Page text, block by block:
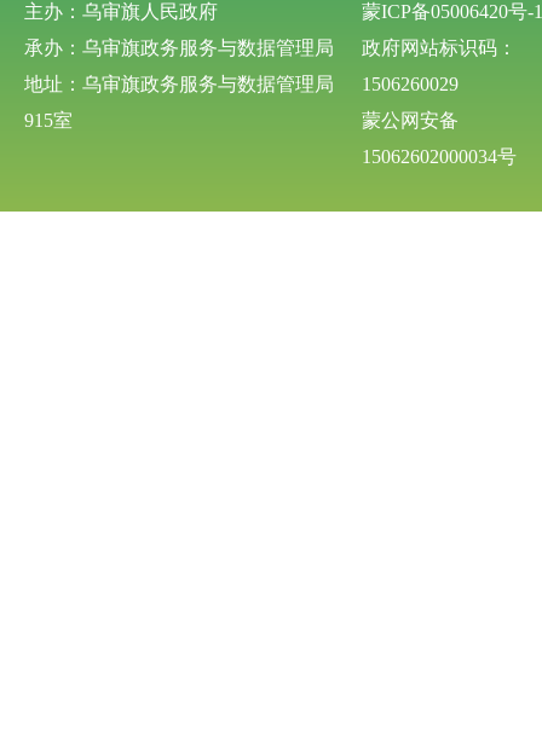
主办：乌审旗人民政府
承办：乌审旗政务服务与数据管理局
地址：乌审旗政务服务与数据管理局
915室
蒙ICP备05006420号-1
政府网站标识码：
1506260029
蒙公网安备
15062602000034号